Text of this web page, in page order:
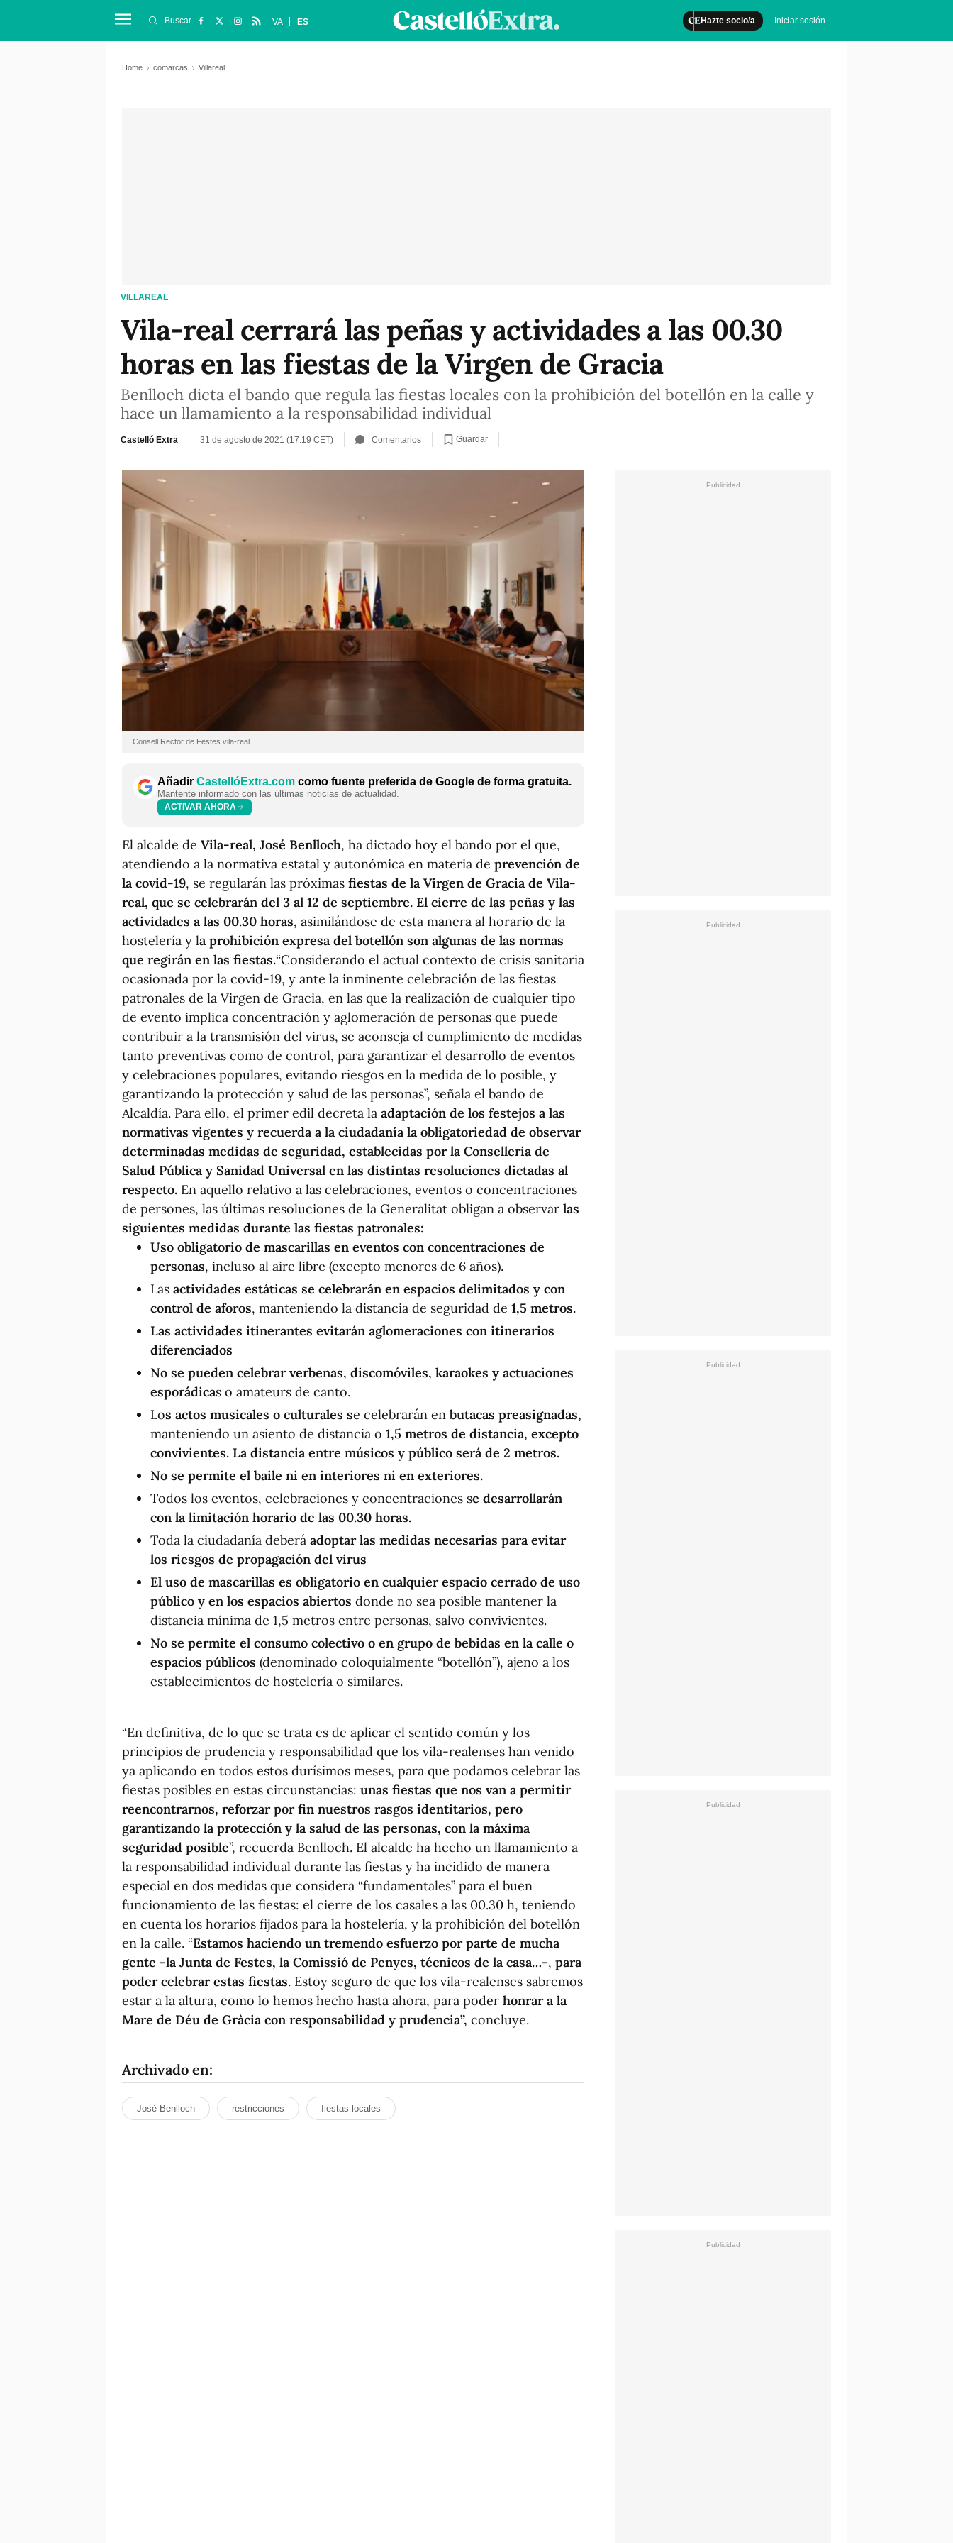
Hazte socio/a Iniciar sesión
Buscar VA ES
Home comarcas Villareal
VILLAREAL
Vila-real cerrará las peñas y actividades a las 00.30
horas en las fiestas de la Virgen de Gracia
Benlloch dicta el bando que regula las fiestas locales con la prohibición del botellón en la calle y
hace un llamamiento a la responsabilidad individual
Castelló Extra 31 de agosto de 2021 (17:19 CET) Comentarios Guardar
Consell Rector de Festes vila-real
Añadir CastellóExtra.com como fuente preferida de Google de forma gratuita.
Mantente informado con las últimas noticias de actualidad.
ACTIVAR AHORA
El alcalde de Vila-real, José Benlloch, ha dictado hoy el bando por el que,
atendiendo a la normativa estatal y autonómica en materia de prevención de
la covid-19, se regularán las próximas fiestas de la Virgen de Gracia de Vila-
real, que se celebrarán del 3 al 12 de septiembre. El cierre de las peñas y las
actividades a las 00.30 horas, asimilándose de esta manera al horario de la
hostelería y la prohibición expresa del botellón son algunas de las normas
que regirán en las fiestas.“Considerando el actual contexto de crisis sanitaria
ocasionada por la covid-19, y ante la inminente celebración de las fiestas
patronales de la Virgen de Gracia, en las que la realización de cualquier tipo
de evento implica concentración y aglomeración de personas que puede
contribuir a la transmisión del virus, se aconseja el cumplimiento de medidas
tanto preventivas como de control, para garantizar el desarrollo de eventos
y celebraciones populares, evitando riesgos en la medida de lo posible, y
garantizando la protección y salud de las personas”, señala el bando de
Alcaldía. Para ello, el primer edil decreta la adaptación de los festejos a las
normativas vigentes y recuerda a la ciudadanía la obligatoriedad de observar
determinadas medidas de seguridad, establecidas por la Conselleria de
Salud Pública y Sanidad Universal en las distintas resoluciones dictadas al
respecto. En aquello relativo a las celebraciones, eventos o concentraciones
de persones, las últimas resoluciones de la Generalitat obligan a observar las
siguientes medidas durante las fiestas patronales:
Uso obligatorio de mascarillas en eventos con concentraciones de
personas, incluso al aire libre (excepto menores de 6 años).
Las actividades estáticas se celebrarán en espacios delimitados y con
control de aforos, manteniendo la distancia de seguridad de 1,5 metros.
Las actividades itinerantes evitarán aglomeraciones con itinerarios
diferenciados
No se pueden celebrar verbenas, discomóviles, karaokes y actuaciones
esporádicas o amateurs de canto.
Los actos musicales o culturales se celebrarán en butacas preasignadas,
manteniendo un asiento de distancia o 1,5 metros de distancia, excepto
convivientes. La distancia entre músicos y público será de 2 metros.
No se permite el baile ni en interiores ni en exteriores.
Todos los eventos, celebraciones y concentraciones se desarrollarán
con la limitación horario de las 00.30 horas.
Toda la ciudadanía deberá adoptar las medidas necesarias para evitar
los riesgos de propagación del virus
El uso de mascarillas es obligatorio en cualquier espacio cerrado de uso
público y en los espacios abiertos donde no sea posible mantener la
distancia mínima de 1,5 metros entre personas, salvo convivientes.
No se permite el consumo colectivo o en grupo de bebidas en la calle o
espacios públicos (denominado coloquialmente “botellón”), ajeno a los
establecimientos de hostelería o similares.
“En definitiva, de lo que se trata es de aplicar el sentido común y los
principios de prudencia y responsabilidad que los vila-realenses han venido
ya aplicando en todos estos durísimos meses, para que podamos celebrar las
fiestas posibles en estas circunstancias: unas fiestas que nos van a permitir
reencontrarnos, reforzar por fin nuestros rasgos identitarios, pero
garantizando la protección y la salud de las personas, con la máxima
seguridad posible”, recuerda Benlloch. El alcalde ha hecho un llamamiento a
la responsabilidad individual durante las fiestas y ha incidido de manera
especial en dos medidas que considera “fundamentales” para el buen
funcionamiento de las fiestas: el cierre de los casales a las 00.30 h, teniendo
en cuenta los horarios fijados para la hostelería, y la prohibición del botellón
en la calle. “Estamos haciendo un tremendo esfuerzo por parte de mucha
gente -la Junta de Festes, la Comissió de Penyes, técnicos de la casa…-, para
poder celebrar estas fiestas. Estoy seguro de que los vila-realenses sabremos
estar a la altura, como lo hemos hecho hasta ahora, para poder honrar a la
Mare de Déu de Gràcia con responsabilidad y prudencia”, concluye.
Archivado en:
José Benlloch restricciones fiestas locales